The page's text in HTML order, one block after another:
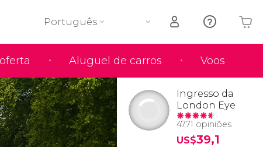
Aluguel de carros Voos
Português
O seu carrinho está vazio
Ingresso da
London Eye
4771 opiniões
US$39,1